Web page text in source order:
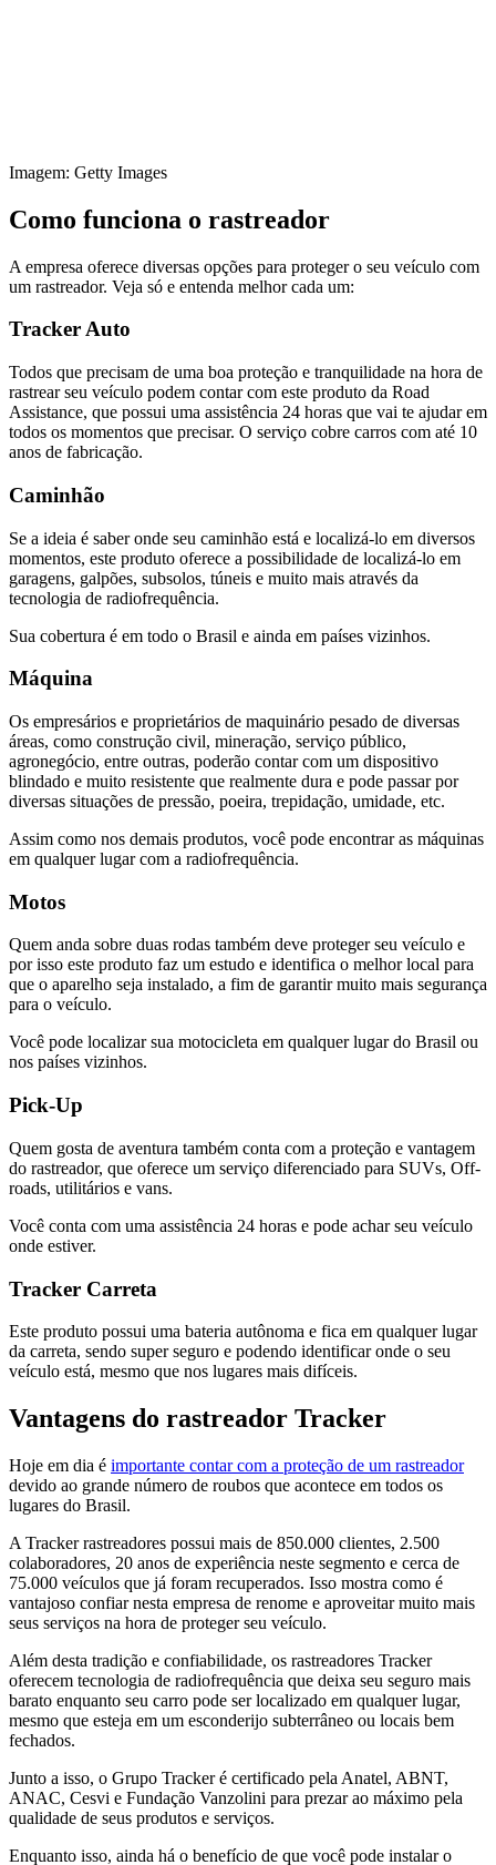
Imagem: Getty Images
Como funciona o rastreador
A empresa oferece diversas opções para proteger o seu veículo com
um rastreador. Veja só e entenda melhor cada um:
Tracker Auto
Todos que precisam de uma boa proteção e tranquilidade na hora de
rastrear seu veículo podem contar com este produto da Road
Assistance, que possui uma assistência 24 horas que vai te ajudar em
todos os momentos que precisar. O serviço cobre carros com até 10
anos de fabricação.
Caminhão
Se a ideia é saber onde seu caminhão está e localizá-lo em diversos
momentos, este produto oferece a possibilidade de localizá-lo em
garagens, galpões, subsolos, túneis e muito mais através da
tecnologia de radiofrequência.
Sua cobertura é em todo o Brasil e ainda em países vizinhos.
Máquina
Os empresários e proprietários de maquinário pesado de diversas
áreas, como construção civil, mineração, serviço público,
agronegócio, entre outras, poderão contar com um dispositivo
blindado e muito resistente que realmente dura e pode passar por
diversas situações de pressão, poeira, trepidação, umidade, etc.
Assim como nos demais produtos, você pode encontrar as máquinas
em qualquer lugar com a radiofrequência.
Motos
Quem anda sobre duas rodas também deve proteger seu veículo e
por isso este produto faz um estudo e identifica o melhor local para
que o aparelho seja instalado, a fim de garantir muito mais segurança
para o veículo.
Você pode localizar sua motocicleta em qualquer lugar do Brasil ou
nos países vizinhos.
Pick-Up
Quem gosta de aventura também conta com a proteção e vantagem
do rastreador, que oferece um serviço diferenciado para SUVs, Off-
roads, utilitários e vans.
Você conta com uma assistência 24 horas e pode achar seu veículo
onde estiver.
Tracker Carreta
Este produto possui uma bateria autônoma e fica em qualquer lugar
da carreta, sendo super seguro e podendo identificar onde o seu
veículo está, mesmo que nos lugares mais difíceis.
Vantagens do rastreador Tracker
Hoje em dia é importante contar com a proteção de um rastreador
devido ao grande número de roubos que acontece em todos os
lugares do Brasil.
A Tracker rastreadores possui mais de 850.000 clientes, 2.500
colaboradores, 20 anos de experiência neste segmento e cerca de
75.000 veículos que já foram recuperados. Isso mostra como é
vantajoso confiar nesta empresa de renome e aproveitar muito mais
seus serviços na hora de proteger seu veículo.
Além desta tradição e confiabilidade, os rastreadores Tracker
oferecem tecnologia de radiofrequência que deixa seu seguro mais
barato enquanto seu carro pode ser localizado em qualquer lugar,
mesmo que esteja em um esconderijo subterrâneo ou locais bem
fechados.
Junto a isso, o Grupo Tracker é certificado pela Anatel, ABNT,
ANAC, Cesvi e Fundação Vanzolini para prezar ao máximo pela
qualidade de seus produtos e serviços.
Enquanto isso, ainda há o benefício de que você pode instalar o